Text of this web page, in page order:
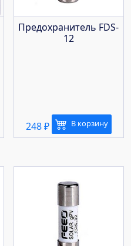
Предохранитель FDS-
12
248₽ В корзину